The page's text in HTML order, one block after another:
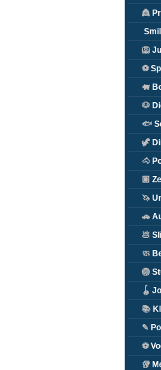
👸
🦁
⚽
🐖
🐶
🐟
🦖
🐴
🏽
🦄
🚗
💩
🧼
🏐
🪀
📚
✎
⚽
🥡